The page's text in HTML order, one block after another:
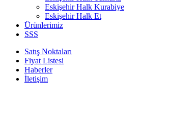
Eskişehir Halk Kurabiye
Eskişehir Halk Et
Ürünlerimiz
SSS
Satış Noktaları
Fiyat Listesi
Haberler
İletişim